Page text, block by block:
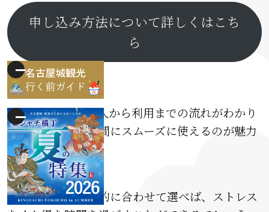
申し込み方法について詳しくはこち
ら
どのチケットも購入から利用までの流れがわかり
やすく、観光の合間にスムーズに使えるのが魅力
です。
旅のスタイルや目的に合わせて選べば、ストレス